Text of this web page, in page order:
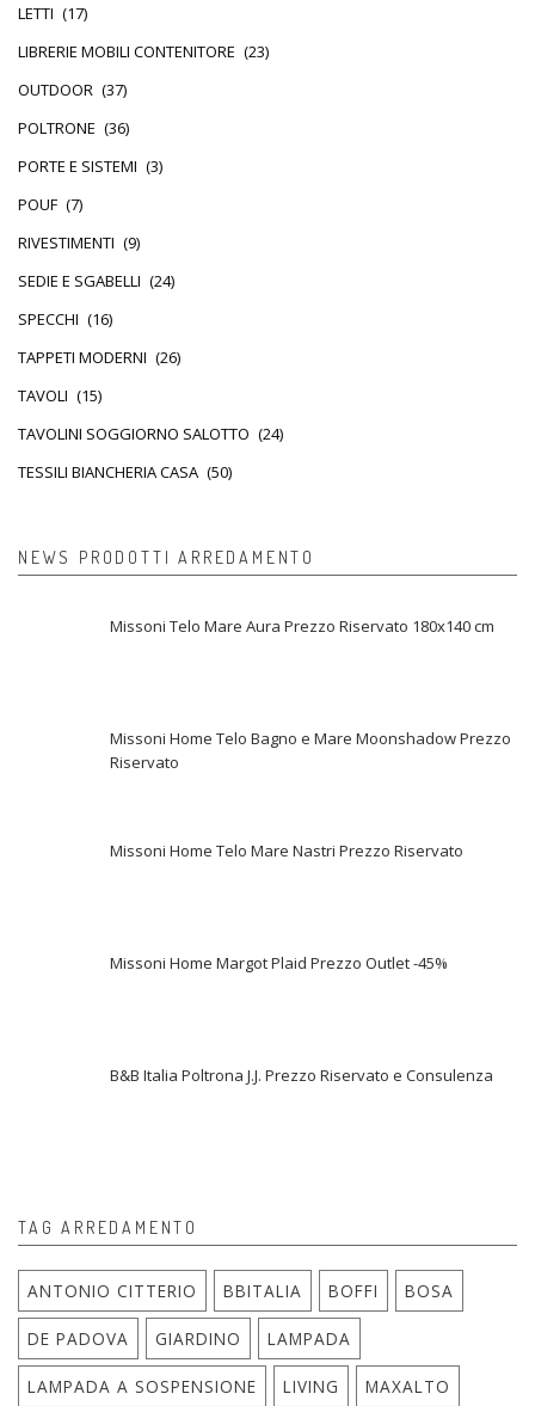
LETTI (17)
LIBRERIE MOBILI CONTENITORE (23)
OUTDOOR (37)
POLTRONE (36)
PORTE E SISTEMI (3)
POUF (7)
RIVESTIMENTI (9)
SEDIE E SGABELLI (24)
SPECCHI (16)
TAPPETI MODERNI (26)
TAVOLI (15)
TAVOLINI SOGGIORNO SALOTTO (24)
TESSILI BIANCHERIA CASA (50)
NEWS PRODOTTI ARREDAMENTO
Missoni Telo Mare Aura Prezzo Riservato 180x140 cm
Missoni Home Telo Bagno e Mare Moonshadow Prezzo
Riservato
Missoni Home Telo Mare Nastri Prezzo Riservato
Missoni Home Margot Plaid Prezzo Outlet -45%
B&B Italia Poltrona J.J. Prezzo Riservato e Consulenza
TAG ARREDAMENTO
ANTONIO CITTERIO BBITALIA BOFFI BOSA
DE PADOVA GIARDINO LAMPADA
LAMPADA A SOSPENSIONE LIVING MAXALTO